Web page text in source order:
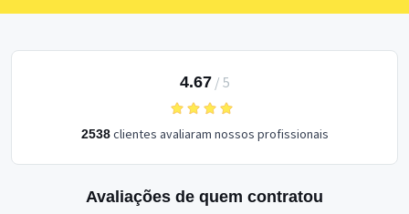
4.67/ 5
2538clientes avaliaram nossos profissionais
Avaliações de quem contratou